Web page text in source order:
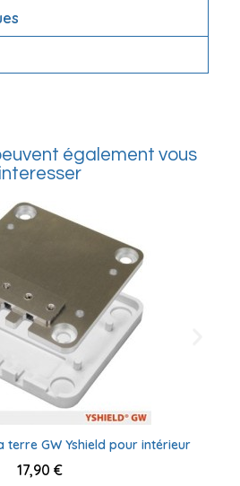
également vous
interesser
terre GW Yshield pour intérieur
17,90 €